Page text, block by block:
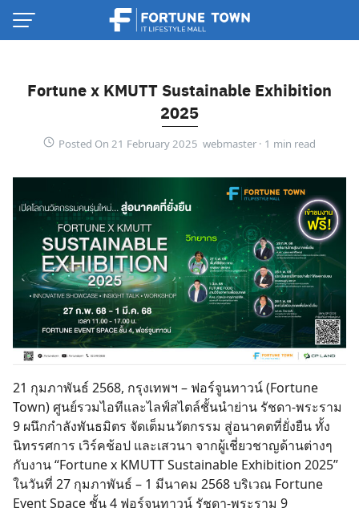
Skip
Thai
English
Fortune x KMUTT Sustainable Exhibition
2025
Posted On 21 February 2025 webmaster ·
21 กุมภาพันธ์ 2568, กรุงเทพฯ – ฟอร์จูนทาวน์ (Fortune
Town) ศูนย์รวมไอทีและไลฟ์สไตล์ชั้นนำย่าน รัชดา-พระราม
9 ผนึกกำลังพันธมิตร จัดเต็มนวัตกรรม สู่อนาคตที่ยั่งยืน ทั้ง
นิทรรศการ เวิร์คช้อป และเสวนา จากผู้เชี่ยวชาญด้านต่างๆ
กับงาน “Fortune x KMUTT Sustainable Exhibition 2025”
ในวันที่ 27 กุมภาพันธ์ – 1 มีนาคม 2568 บริเวณ Fortune
Event Space ชั้น 4 ฟอร์จูนทาวน์ รัชดา-พระราม 9